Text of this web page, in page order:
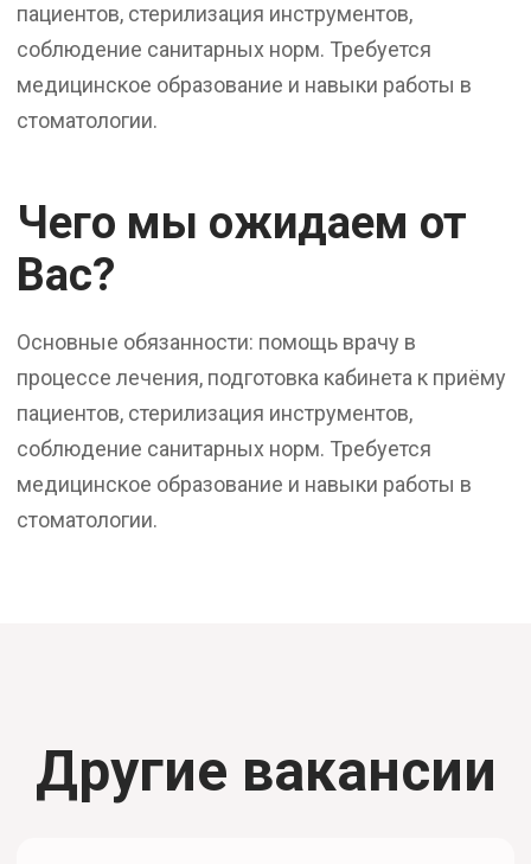
пациентов, стерилизация инструментов,
соблюдение санитарных норм. Требуется
медицинское образование и навыки работы в
стоматологии.
Чего мы ожидаем от
Вас?
Основные обязанности: помощь врачу в
процессе лечения, подготовка кабинета к приёму
пациентов, стерилизация инструментов,
соблюдение санитарных норм. Требуется
медицинское образование и навыки работы в
стоматологии.
Другие вакансии